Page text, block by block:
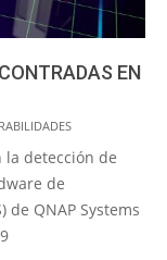
EN
detección de
de
de QNAP Systems